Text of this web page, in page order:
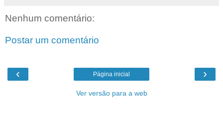
Nenhum comentário:
Postar um comentário
‹ ›
Página inicial
Ver versão para a web